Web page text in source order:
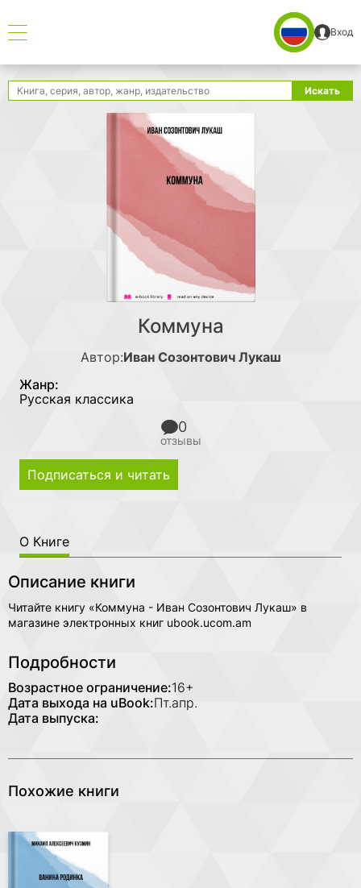
Вход
Поиск Искать
Коммуна
Автор:Иван Созонтович Лукаш
Жанр:
Русская классика
0
отзывы
Подписаться и читать
О Книге
Описание книги
Читайте книгу «Коммуна - Иван Созонтович Лукаш» в
магазине электронных книг ubook.ucom.am
Подробности
Возрастное ограничение:16+
Дата выхода на uBook:Пт.апр.
Дата выпуска:
Похожие книги